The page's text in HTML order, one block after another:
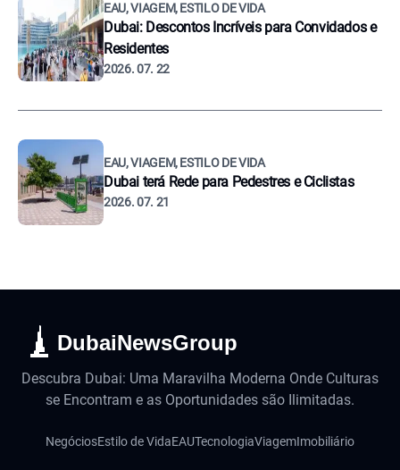
EAU, VIAGEM, ESTILO DE VIDA
Dubai: Descontos Incríveis para Convidados e
Residentes
2026. 07. 22
EAU, VIAGEM, ESTILO DE VIDA
Dubai terá Rede para Pedestres e Ciclistas
2026. 07. 21
DubaiNewsGroup
Descubra Dubai: Uma Maravilha Moderna Onde Culturas
se Encontram e as Oportunidades são Ilimitadas.
NegóciosEstilo de VidaEAUTecnologiaViagemImobiliário